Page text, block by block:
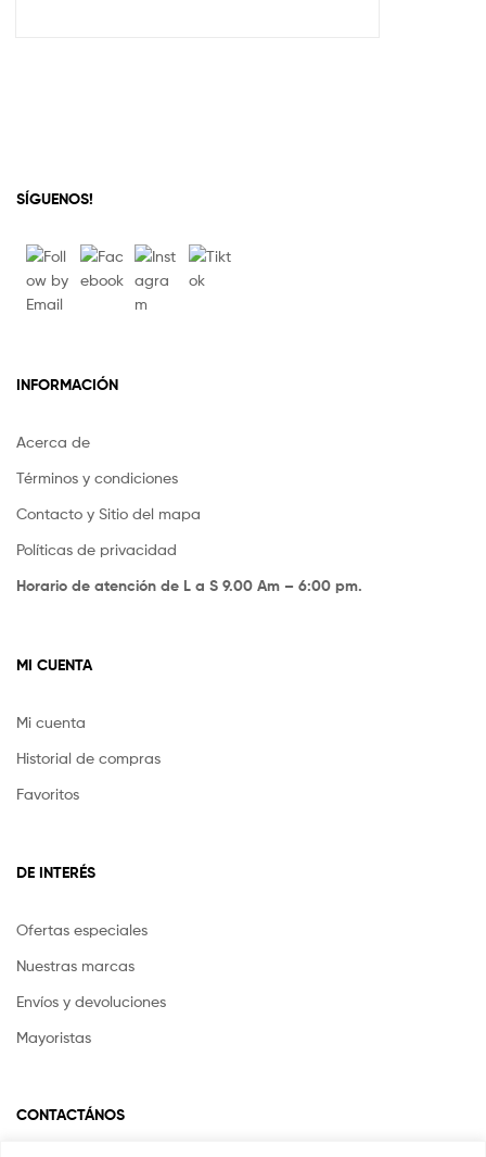
SÍGUENOS!
INFORMACIÓN
Acerca de
Términos y condiciones
Contacto y Sitio del mapa
Políticas de privacidad
Horario de atención de L a S 9.00 Am – 6:00 pm.
MI CUENTA
Mi cuenta
Historial de compras
Favoritos
DE INTERÉS
Ofertas especiales
Nuestras marcas
Envíos y devoluciones
Mayoristas
CONTACTÁNOS